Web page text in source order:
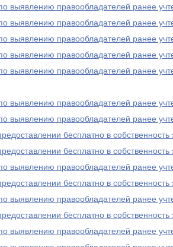
выявлению правообладателей ранее
выявлению правообладателей ранее
выявлению правообладателей ранее
выявлению правообладателей ранее
выявлению правообладателей ранее
выявлению правообладателей ранее
выявлению правообладателей ранее
бесплатно в собственность
бесплатно в собственность
выявлению правообладателей ранее
бесплатно в собственность
выявлению правообладателей ранее
бесплатно в собственность
выявлению правообладателей ранее